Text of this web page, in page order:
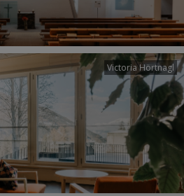
Victoria Hörtnagl